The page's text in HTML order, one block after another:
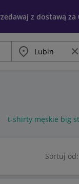
z dostawą za
Miasto
t-shirty męskie big
Sortuj od: